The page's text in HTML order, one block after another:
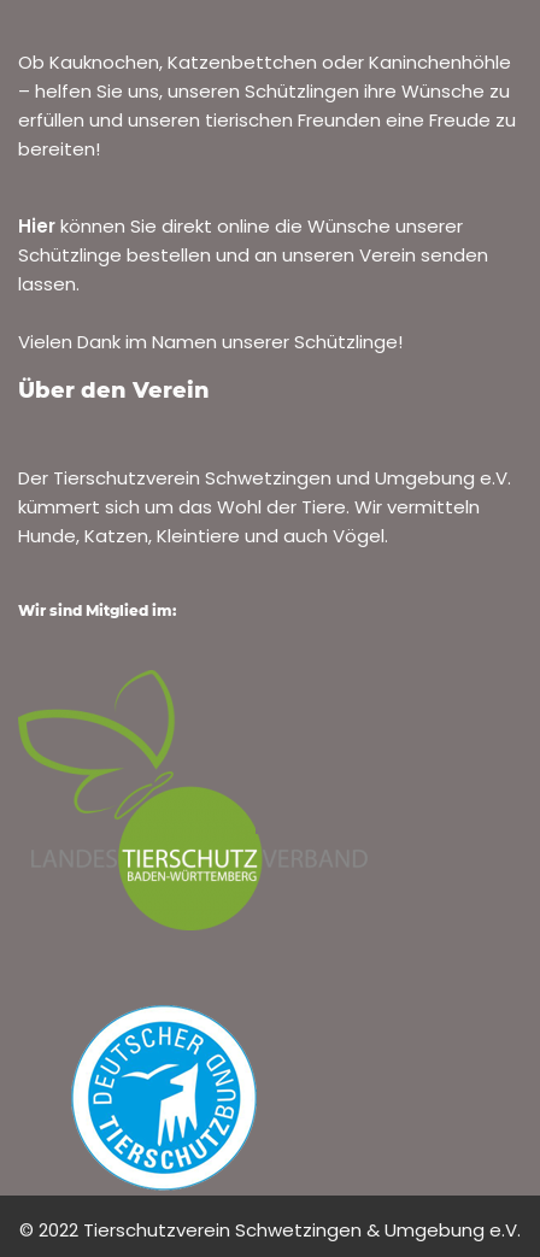
Ob Kauknochen, Katzenbettchen oder Kaninchenhöhle
– helfen Sie uns, unseren Schützlingen ihre Wünsche zu
erfüllen und unseren tierischen Freunden eine Freude zu
bereiten!
Hierkönnen Sie direkt online die Wünsche unserer
Schützlinge bestellen und an unseren Verein senden
lassen.
Vielen Dank im Namen unserer Schützlinge!
Über den Verein
Der Tierschutzverein Schwetzingen und Umgebung e.V.
kümmert sich um das Wohl der Tiere. Wir vermitteln
Hunde, Katzen, Kleintiere und auch Vögel.
Wir sind Mitglied im:
© 2022 Tierschutzverein Schwetzingen & Umgebung e.V.